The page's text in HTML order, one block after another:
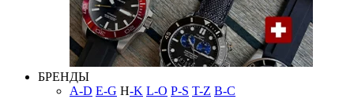
БРЕНДЫ
A-D E-G H-K L-O P-S T-Z В-С